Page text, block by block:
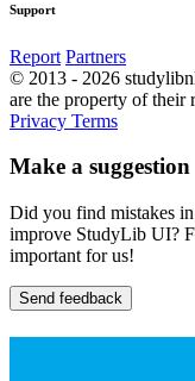
Support
Report Partners
© 2013 - 2026
are the property of their
Privacy Terms
Make a suggestion
Did you find mistakes
improve StudyLib UI?
important for us!
Send feedback